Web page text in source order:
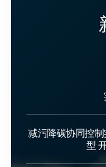
减污降碳协同控
型